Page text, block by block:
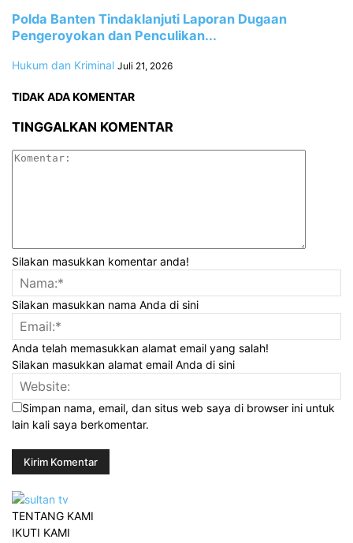
Polda Banten Tindaklanjuti Laporan Dugaan
Pengeroyokan dan Penculikan...
Hukum dan Kriminal Juli 21, 2026
TIDAK ADA KOMENTAR
TINGGALKAN KOMENTAR
Silakan masukkan komentar anda!
Silakan masukkan nama Anda di sini
Anda telah memasukkan alamat email yang salah!
Silakan masukkan alamat email Anda di sini
Simpan nama, email, dan situs web saya di browser ini untuk
lain kali saya berkomentar.
TENTANG KAMI
IKUTI KAMI